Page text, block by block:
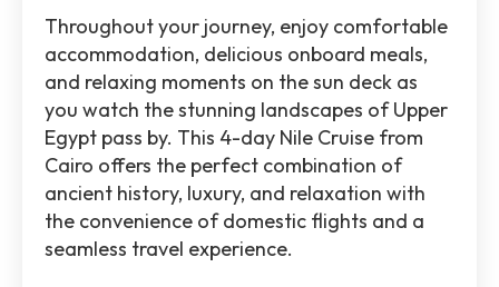
Throughout your journey, enjoy comfortable
accommodation, delicious onboard meals,
and relaxing moments on the sun deck as
you watch the stunning landscapes of Upper
Egypt pass by. This 4-day Nile Cruise from
Cairo offers the perfect combination of
ancient history, luxury, and relaxation with
the convenience of domestic flights and a
seamless travel experience.